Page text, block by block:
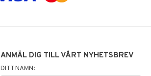
ANMÄL DIG TILL VÅRT NYHETSBREV
DITT NAMN: